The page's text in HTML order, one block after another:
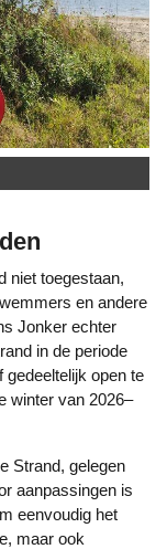
en andere
Jonker echter
in de periode
gedeeltelijk open te
winter van 2026–
aanpassingen is
eenvoudig het
maar ook